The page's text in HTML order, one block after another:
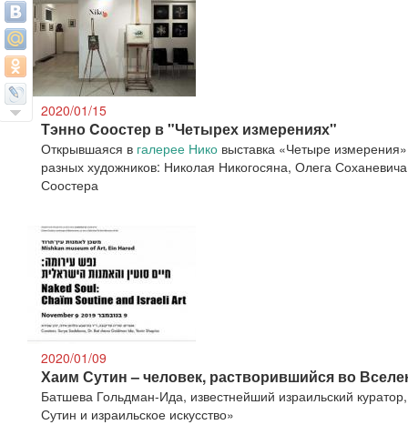
2020/01/15
Тэнно Cоостер в "Четырех измерениях"
Открывшаяся в галерее Нико выставка «Четыре
разных художников: Николая Никогосяна, Олега
Соостера
2020/01/09
Хаим Сутин – человек, растворившийся во
Батшева Гольдман-Ида, известнейший израильский
Сутин и израильское искусство»